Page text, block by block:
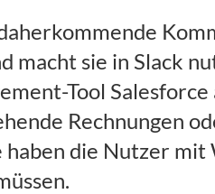
sie in Slack
Tool Salesforce
Rechnungen
haben die Nutzer